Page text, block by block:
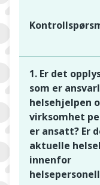
1. Er det
som er
helsehjelpen
virksomhet
er ansatt? Er
aktuelle
innenfor